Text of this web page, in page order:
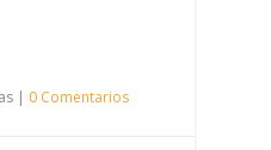
| 0 Comentarios